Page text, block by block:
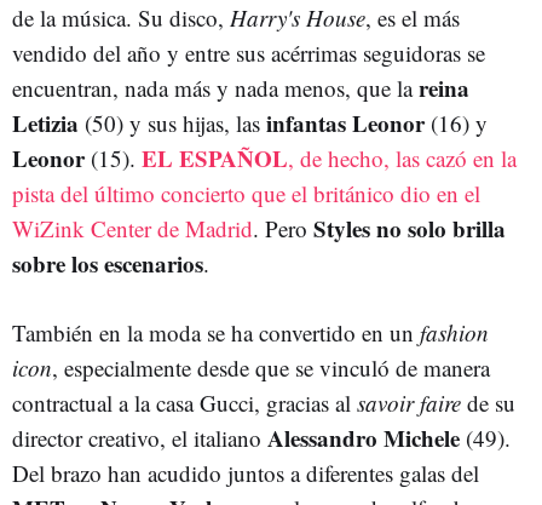
de la música. Su disco, Harry's House, es el más
vendido del año y entre sus acérrimas seguidoras se
encuentran, nada más y nada menos, que lareina
Letizia (50) y sus hijas, las infantas Leonor(16) y
Leonor(15). EL ESPAÑOL, de hecho, las cazó en la
pista del último concierto que el británico dio en el
WiZink Center de Madrid. Pero Styles no solo brilla
sobre los escenarios.
También en la moda se ha convertido en un fashion
icon, especialmente desde que se vinculó de manera
contractual a la casa Gucci, gracias al savoir faire de su
director creativo, el italiano Alessandro Michele (49).
Del brazo han acudido juntos a diferentes galas del